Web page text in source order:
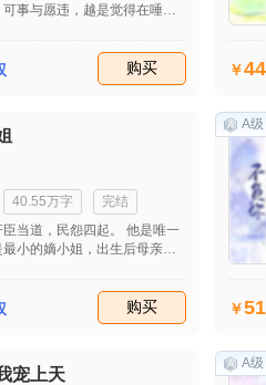
事与愿违，越是觉得在唾手
清而已。
购买
40.55万字
完结
当道，民怨四起。 他是唯一
小的嫡小姐，出生后母亲便
水，一道虚旨至家族满门被
香玉陨，绝处逢生的他们远赴
购买
A级
宠上天
A级